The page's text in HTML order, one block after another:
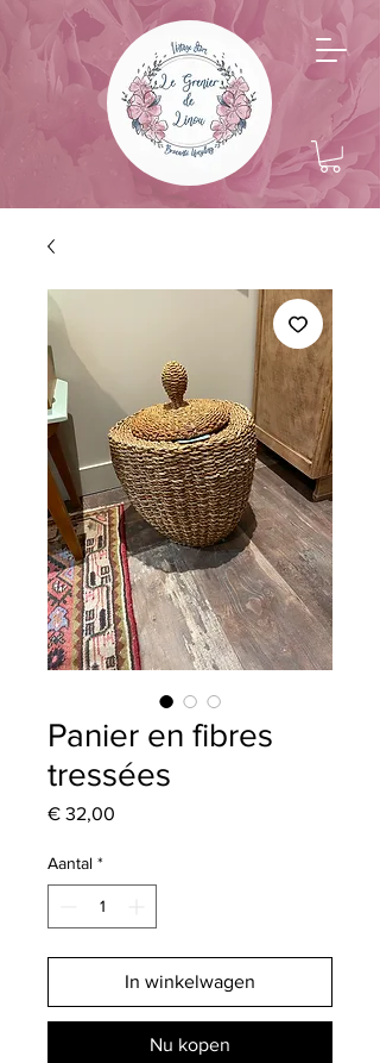
Panier en fibres
tressées
€ 32,00
Aantal *
In winkelwagen
Nu kopen